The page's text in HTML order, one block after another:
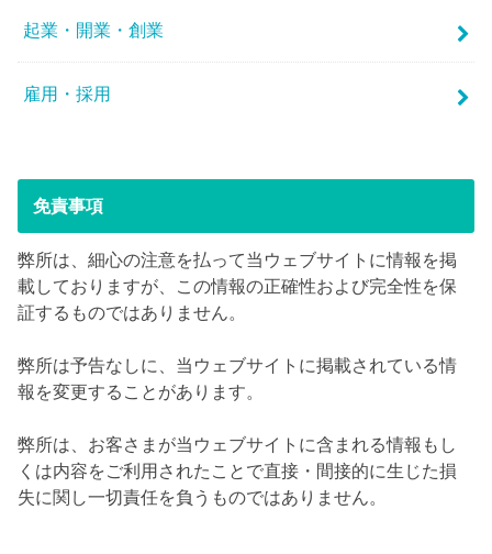
起業・開業・創業
雇用・採用
免責事項
弊所は、細心の注意を払って当ウェブサイトに情報を掲
載しておりますが、この情報の正確性および完全性を保
証するものではありません。
弊所は予告なしに、当ウェブサイトに掲載されている情
報を変更することがあります。
弊所は、お客さまが当ウェブサイトに含まれる情報もし
くは内容をご利用されたことで直接・間接的に生じた損
失に関し一切責任を負うものではありません。